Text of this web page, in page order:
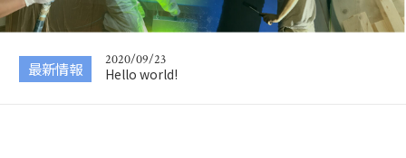
最新情報
2020/09/23
Wordpressデフォルト設定表示
2020/09/23
Hello world!